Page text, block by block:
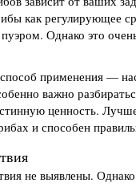
как регулирующее
Однако это
применения —
важно
ценность.
и способен
не выявлены.